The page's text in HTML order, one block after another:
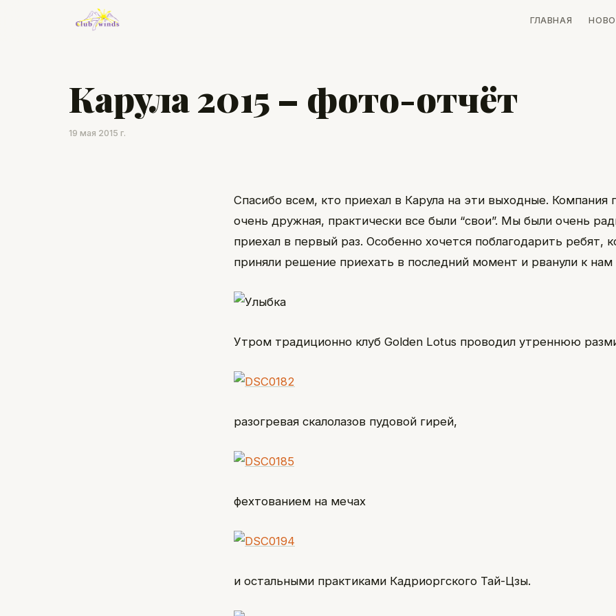
ГЛАВНАЯ
Карула 2015 – фото-отчёт
19 мая 2015 г.
Спасибо всем, кто приехал в Карула на эти выходные. Компания
очень дружная, практически все были “свои”. Мы были очень
приехал в первый раз. Особенно хочется поблагодарить ребят,
приняли решение приехать в последний момент и рванули к нам
Утром традиционно клуб Golden Lotus проводил утреннюю
разогревая скалолазов пудовой гирей,
фехтованием на мечах
и остальными практиками Кадриоргского Тай-Цзы.